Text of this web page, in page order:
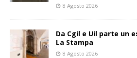
8 Agosto 2026
Da Cgil e Uil parte un
La Stampa
8 Agosto 2026